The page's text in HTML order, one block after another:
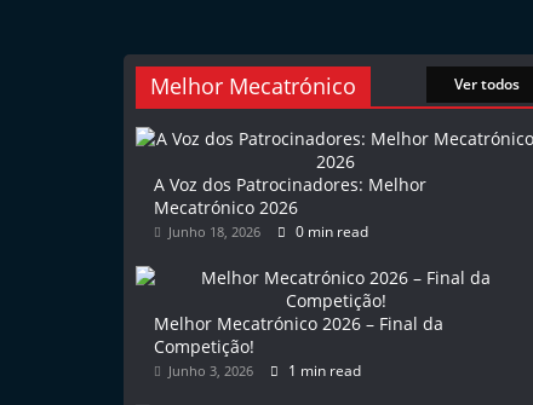
t
Melhor Mecatrónico Ver todos
A Voz dos Patrocinadores: Melhor
Mecatrónico 2026
Junho 18, 2026 0 min read
Melhor Mecatrónico 2026 – Final da
Competição!
Junho 3, 2026 1 min read